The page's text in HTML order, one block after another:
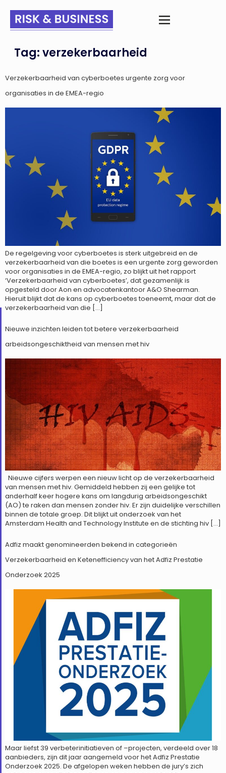
Tag:verzekerbaarheid
Verzekerbaarheid van cyberboetes urgente zorg voor
organisaties in de EMEA-regio
De regelgeving voor cyberboetes is sterk uitgebreid en de
verzekerbaarheid van die boetes is een urgente zorg geworden
voor organisaties in de EMEA-regio, zo blijkt uit het rapport
‘Verzekerbaarheid van cyberboetes’, dat gezamenlijk is
opgesteld door Aon en advocatenkantoor A&O Shearman.
Hieruit blijkt dat de kans op cyberboetes toeneemt, maar dat de
verzekerbaarheid van die […]
Nieuwe inzichten leiden tot betere verzekerbaarheid
arbeidsongeschiktheid van mensen met hiv
Nieuwe cijfers werpen een nieuw licht op de verzekerbaarheid
van mensen met hiv. Gemiddeld hebben zij een gelijke tot
anderhalf keer hogere kans om langdurig arbeidsongeschikt
(AO) te raken dan mensen zonder hiv. Er zijn duidelijke verschillen
binnen de totale groep. Dit blijkt uit onderzoek van het
Amsterdam Health and Technology Institute en de stichting hiv […]
Adfiz maakt genomineerden bekend in categorieën
Verzekerbaarheid en Ketenefficiency van het Adfiz Prestatie
Onderzoek 2025
Maar liefst 39 verbeterinitiatieven of –projecten, verdeeld over 18
aanbieders, zijn dit jaar aangemeld voor het Adfiz Prestatie
Onderzoek 2025. De afgelopen weken hebben de jury’s zich